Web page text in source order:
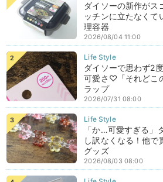
ダイソーの新作がス
ッチンに立たなくて
理容器
2026/08/04 11:00
ダイソーで思わず2
可愛さ♡「それどこ
ラップ
2026/07/31 08:00
「か…可愛すぎる」
し訳なくなる！他で
グッズ
2026/08/03 08:00